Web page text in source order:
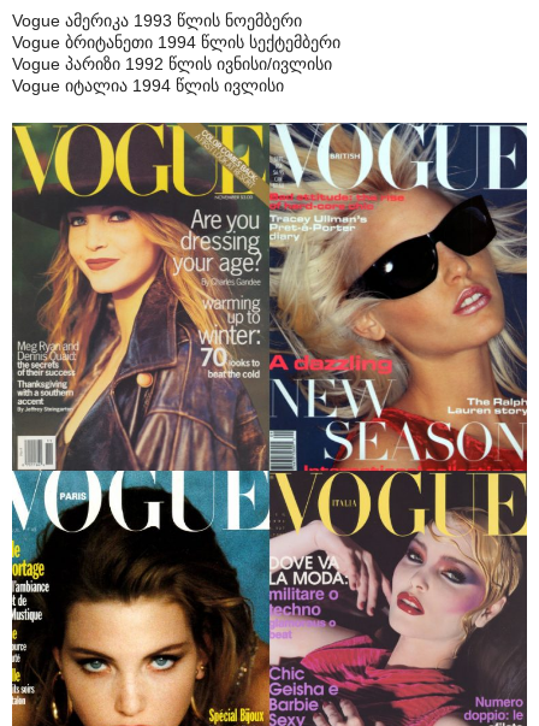
Vogue ამერიკა 1993 წლის ნოემბერი
Vogue ბრიტანეთი 1994 წლის სექტემბერი
Vogue პარიზი 1992 წლის ივნისი/ივლისი
Vogue იტალია 1994 წლის ივლისი